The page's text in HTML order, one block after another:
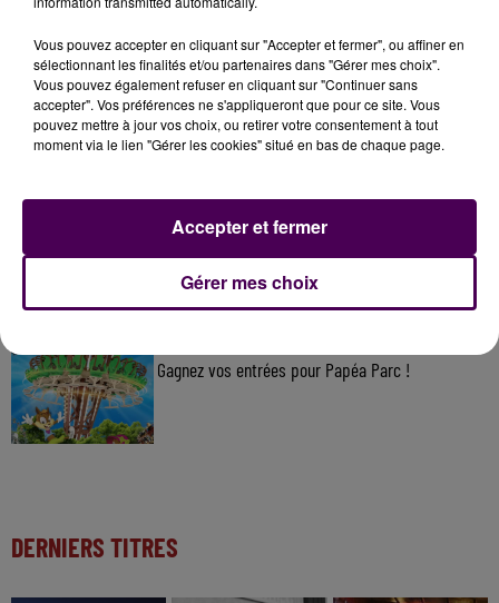
À LA UNE
7 août 2026
Gagnez vos pass pour le V and B Fest' 2026 !
11 juillet 2026
Inscrivez-vous au casting The Voice & The Voice
Kids !
Gagnez vos entrées pour Papéa Parc !
DERNIERS TITRES
Vous pouvez accepter en cliquant sur "Accepter et fermer", ou affiner en
sélectionnant les finalités et/ou partenaires dans "Gérer mes choix".
Vous pouvez également refuser en cliquant sur "Continuer sans
accepter". Vos préférences ne s'appliqueront que pour ce site. Vous
pouvez mettre à jour vos choix, ou retirer votre consentement à tout
moment via le lien "Gérer les cookies" situé en bas de chaque page.
Gérer mes choix
Accepter et fermer